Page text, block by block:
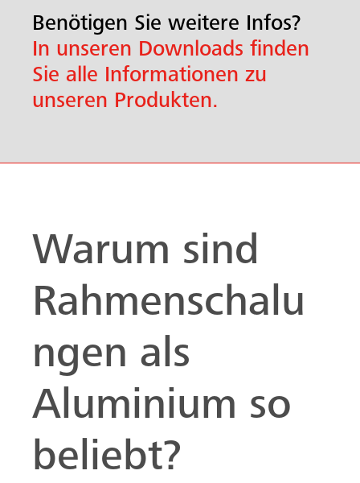
Benötigen Sie weitere Infos?
In unseren Downloads finden
Sie alle Informationen zu
unseren Produkten.
Warum sind
Rahmenschalu
ngen als
Aluminium so
beliebt?